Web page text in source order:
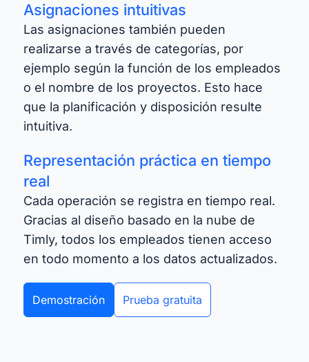
Asignaciones intuitivas
Las asignaciones también pueden
realizarse a través de categorías, por
ejemplo según la función de los empleados
o el nombre de los proyectos. Esto hace
que la planificación y disposición resulte
intuitiva.
Representación práctica en tiempo
real
Cada operación se registra en tiempo real.
Gracias al diseño basado en la nube de
Timly, todos los empleados tienen acceso
en todo momento a los datos actualizados.
Demostración Prueba gratuita